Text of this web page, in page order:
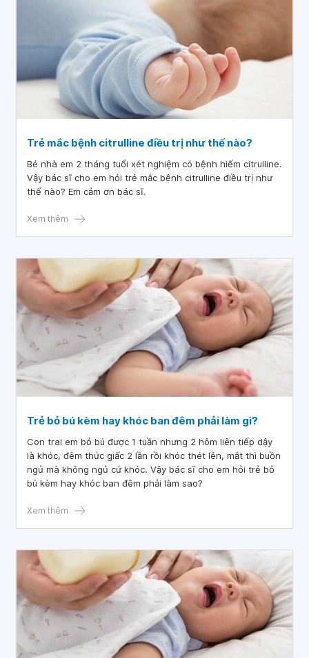
Trẻ mắc bệnh citrulline điều trị như thế nào?
Bé nhà em 2 tháng tuổi xét nghiệm có bệnh hiếm citrulline.
Vậy bác sĩ cho em hỏi trẻ mắc bệnh citrulline điều trị như
thế nào? Em cảm ơn bác sĩ.
Xem thêm
Trẻ bỏ bú kèm hay khóc ban đêm phải làm gì?
Con trai em bỏ bú được 1 tuần nhưng 2 hôm liên tiếp dậy
là khóc, đêm thức giấc 2 lần rồi khóc thét lên, mắt thì buồn
ngủ mà không ngủ cứ khóc. Vậy bác sĩ cho em hỏi trẻ bỏ
bú kèm hay khóc ban đêm phải làm sao?
Xem thêm